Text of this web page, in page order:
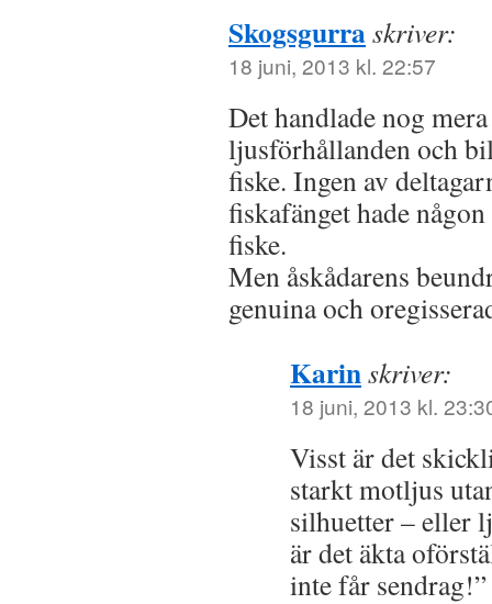
Skogsgurraskriver:
18 juni, 2013 kl. 22:57
Det handlade nog
ljusförhållanden och
fiske. Ingen av
fiskafänget hade
fiske.
Men åskådarens
genuina och
Karinskriver:
18 juni, 2013 kl.
Visst är det
starkt motljus
silhuetter – eller
är det äkta
inte får sendrag!”